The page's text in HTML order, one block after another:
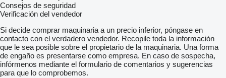
Consejos de seguridad
Verificación del vendedor
Si decide comprar maquinaria a un precio inferior, póngase en
contacto con el verdadero vendedor. Recopile toda la información
que le sea posible sobre el propietario de la maquinaria. Una forma
de engaño es presentarse como empresa. En caso de sospecha,
infórmenos mediante el formulario de comentarios y sugerencias
para que lo comprobemos.